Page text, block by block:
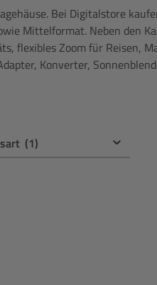
Bei Digitalstore
Mittelformat. Neben den
flexibles Zoom für Reisen,
Konverter,
(1)